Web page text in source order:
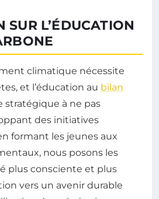
SUR L’ÉDUCATION
climatique nécessite
et l’éducation au bilan
stratégique à ne pas
des initiatives
formant les jeunes aux
nous posons les
plus consciente et plus
vers un avenir durable